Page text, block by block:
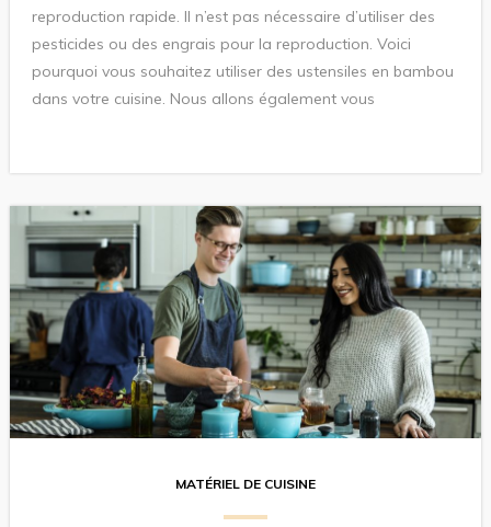
reproduction rapide. Il n’est pas nécessaire d’utiliser des
pesticides ou des engrais pour la reproduction. Voici
pourquoi vous souhaitez utiliser des ustensiles en bambou
dans votre cuisine. Nous allons également vous
MATÉRIEL DE CUISINE